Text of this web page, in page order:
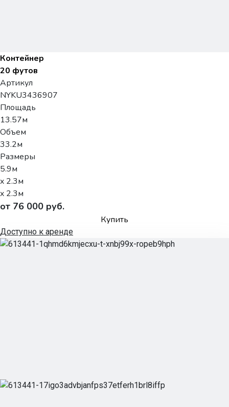
Контейнер
20 футов
Артикул
NYKU3436907
Площадь
13.57м
Объем
33.2м
Размеры
5.9м
x 2.3м
x 2.3м
от 76 000 руб.
Купить
Доступно к аренде